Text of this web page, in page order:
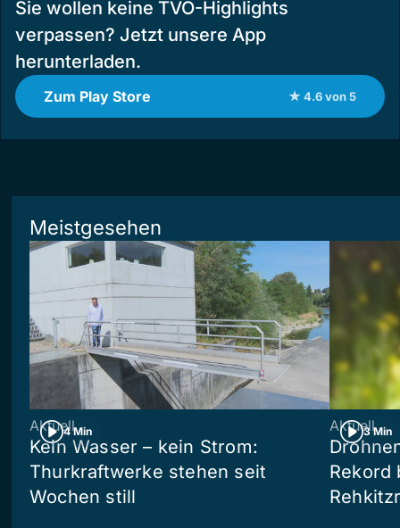
Sie wollen keine TVO-Highlights
verpassen? Jetzt unsere App
herunterladen.
Zum Play Store ★ 4.6 von 5
Meistgesehen
4 Min
Aktuell
Kein Wasser – kein Strom:
Thurkraftwerke stehen seit
Wochen still
3 Min
Aktuell
Rekord